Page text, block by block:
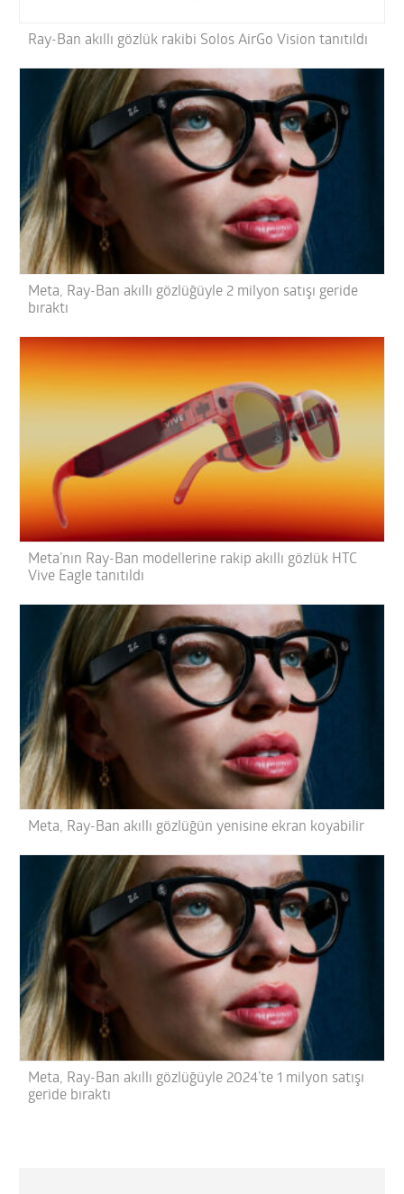
Ray-Ban akıllı gözlük rakibi Solos AirGo Vision tanıtıldı
Meta, Ray-Ban akıllı gözlüğüyle 2 milyon satışı geride
bıraktı
Meta’nın Ray-Ban modellerine rakip akıllı gözlük HTC
Vive Eagle tanıtıldı
Meta, Ray-Ban akıllı gözlüğün yenisine ekran koyabilir
Meta, Ray-Ban akıllı gözlüğüyle 2024’te 1 milyon satışı
geride bıraktı